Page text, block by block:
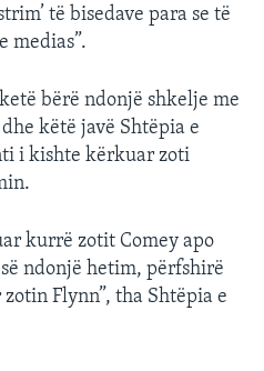
të bisedave para se të
medias”.
bërë ndonjë shkelje me
këtë javë Shtëpia e
i kishte kërkuar zoti
kurrë zotit Comey apo
ndonjë hetim, përfshirë
Flynn”, tha Shtëpia e